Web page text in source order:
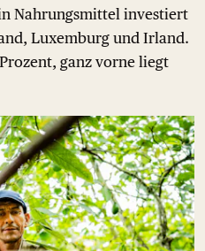
Nahrungsmittel investiert
Luxemburg und Irland.
ganz vorne liegt